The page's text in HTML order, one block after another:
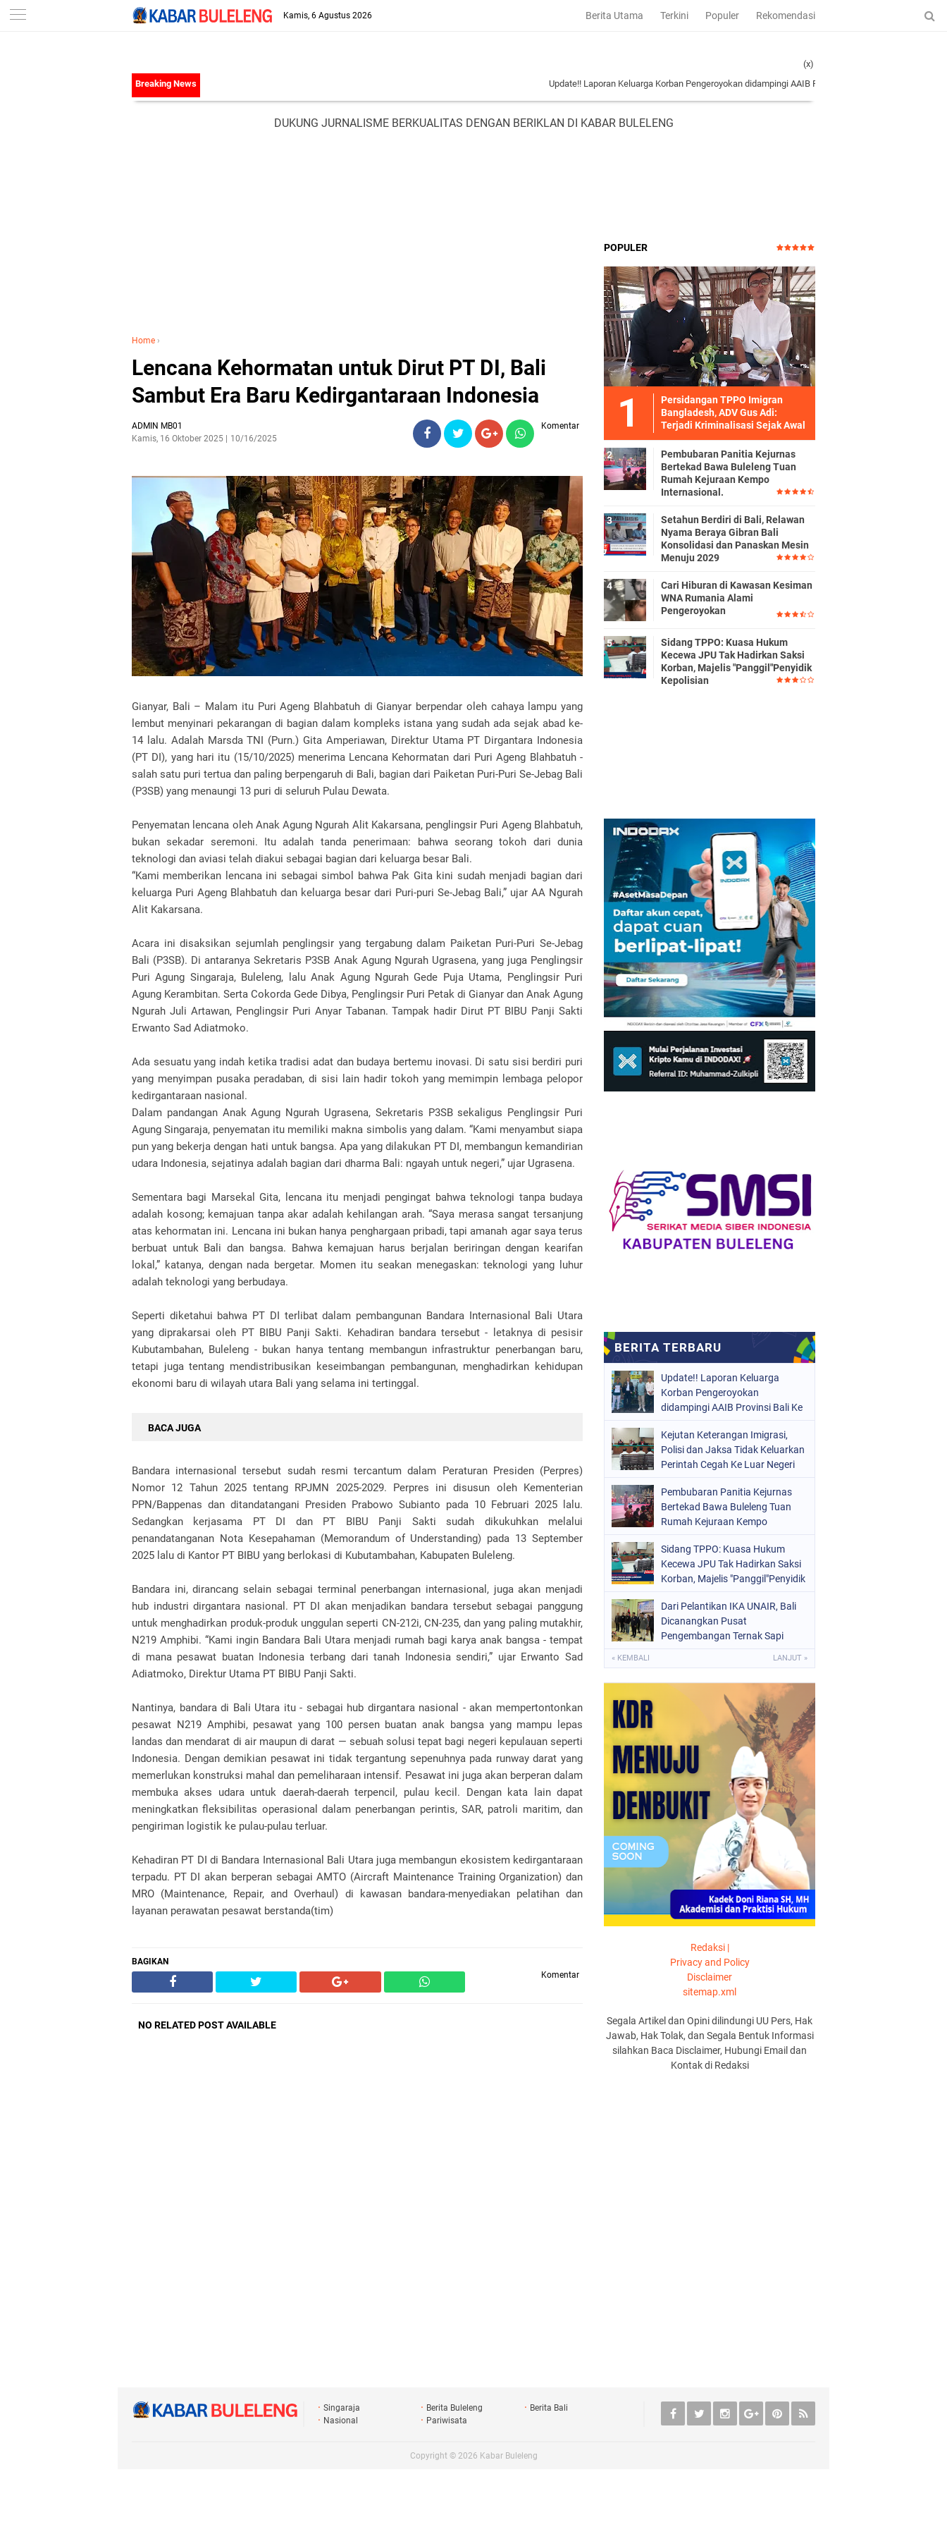
-->
Kamis, 6 Agustus 2026 Berita Utama Terkini Populer Rekomendasi
Update!! Laporan Keluarga Korban Pengeroyokan didampingi AAIB Provinsi Bali Ke Polres Tabanan
(x)
DUKUNG JURNALISME BERKUALITAS DENGAN BERIKLAN DI KABAR BULELENG
Home ›
Lencana Kehormatan untuk Dirut PT DI, Bali
Sambut Era Baru Kedirgantaraan Indonesia
ADMIN MB01
Kamis, 16 Oktober 2025
10/16/2025
Komentar
Gianyar, Bali – Malam itu Puri Ageng Blahbatuh di Gianyar berpendar oleh cahaya lampu yang
lembut menyinari pekarangan di bagian dalam kompleks istana yang sudah ada sejak abad ke-
14 lalu. Adalah Marsda TNI (Purn.) Gita Amperiawan, Direktur Utama PT Dirgantara Indonesia
(PT DI), yang hari itu (15/10/2025) menerima Lencana Kehormatan dari Puri Ageng Blahbatuh -
salah satu puri tertua dan paling berpengaruh di Bali, bagian dari Paiketan Puri-Puri Se-Jebag Bali
(P3SB) yang menaungi 13 puri di seluruh Pulau Dewata.
Penyematan lencana oleh Anak Agung Ngurah Alit Kakarsana, penglingsir Puri Ageng Blahbatuh,
bukan sekadar seremoni. Itu adalah tanda penerimaan: bahwa seorang tokoh dari dunia
teknologi dan aviasi telah diakui sebagai bagian dari keluarga besar Bali.
“Kami memberikan lencana ini sebagai simbol bahwa Pak Gita kini sudah menjadi bagian dari
keluarga Puri Ageng Blahbatuh dan keluarga besar dari Puri-puri Se-Jebag Bali,” ujar AA Ngurah
Alit Kakarsana.
Acara ini disaksikan sejumlah penglingsir yang tergabung dalam Paiketan Puri-Puri Se-Jebag
Bali (P3SB). Di antaranya Sekretaris P3SB Anak Agung Ngurah Ugrasena, yang juga Penglingsir
Puri Agung Singaraja, Buleleng, lalu Anak Agung Ngurah Gede Puja Utama, Penglingsir Puri
Agung Kerambitan. Serta Cokorda Gede Dibya, Penglingsir Puri Petak di Gianyar dan Anak Agung
Ngurah Juli Artawan, Penglingsir Puri Anyar Tabanan. Tampak hadir Dirut PT BIBU Panji Sakti
Erwanto Sad Adiatmoko.
Ada sesuatu yang indah ketika tradisi adat dan budaya bertemu inovasi. Di satu sisi berdiri puri
yang menyimpan pusaka peradaban, di sisi lain hadir tokoh yang memimpin lembaga pelopor
kedirgantaraan nasional.
Dalam pandangan Anak Agung Ngurah Ugrasena, Sekretaris P3SB sekaligus Penglingsir Puri
Agung Singaraja, penyematan itu memiliki makna simbolis yang dalam. “Kami menyambut siapa
pun yang bekerja dengan hati untuk bangsa. Apa yang dilakukan PT DI, membangun kemandirian
udara Indonesia, sejatinya adalah bagian dari dharma Bali: ngayah untuk negeri,” ujar Ugrasena.
Sementara bagi Marsekal Gita, lencana itu menjadi pengingat bahwa teknologi tanpa budaya
adalah kosong; kemajuan tanpa akar adalah kehilangan arah. “Saya merasa sangat tersanjung
atas kehormatan ini. Lencana ini bukan hanya penghargaan pribadi, tapi amanah agar saya terus
berbuat untuk Bali dan bangsa. Bahwa kemajuan harus berjalan beriringan dengan kearifan
lokal,” katanya, dengan nada bergetar. Momen itu seakan menegaskan: teknologi yang luhur
adalah teknologi yang berbudaya.
Seperti diketahui bahwa PT DI terlibat dalam pembangunan Bandara Internasional Bali Utara
yang diprakarsai oleh PT BIBU Panji Sakti. Kehadiran bandara tersebut - letaknya di pesisir
Kubutambahan, Buleleng - bukan hanya tentang membangun infrastruktur penerbangan baru,
tetapi juga tentang mendistribusikan keseimbangan pembangunan, menghadirkan kehidupan
ekonomi baru di wilayah utara Bali yang selama ini tertinggal.
BACA JUGA
Bandara internasional tersebut sudah resmi tercantum dalam Peraturan Presiden (Perpres)
Nomor 12 Tahun 2025 tentang RPJMN 2025-2029. Perpres ini disusun oleh Kementerian
PPN/Bappenas dan ditandatangani Presiden Prabowo Subianto pada 10 Februari 2025 lalu.
Sedangkan kerjasama PT DI dan PT BIBU Panji Sakti sudah dikukuhkan melalui
penandatanganan Nota Kesepahaman (Memorandum of Understanding) pada 13 September
2025 lalu di Kantor PT BIBU yang berlokasi di Kubutambahan, Kabupaten Buleleng.
Bandara ini, dirancang selain sebagai terminal penerbangan internasional, juga akan menjadi
hub industri dirgantara nasional. PT DI akan menjadikan bandara tersebut sebagai panggung
untuk menghadirkan produk-produk unggulan seperti CN-212i, CN-235, dan yang paling mutakhir,
N219 Amphibi. “Kami ingin Bandara Bali Utara menjadi rumah bagi karya anak bangsa - tempat
di mana pesawat buatan Indonesia terbang dari tanah Indonesia sendiri,” ujar Erwanto Sad
Adiatmoko, Direktur Utama PT BIBU Panji Sakti.
Nantinya, bandara di Bali Utara itu - sebagai hub dirgantara nasional - akan mempertontonkan
pesawat N219 Amphibi, pesawat yang 100 persen buatan anak bangsa yang mampu lepas
landas dan mendarat di air maupun di darat — sebuah solusi tepat bagi negeri kepulauan seperti
Indonesia. Dengan demikian pesawat ini tidak tergantung sepenuhnya pada runway darat yang
memerlukan konstruksi mahal dan pemeliharaan intensif. Pesawat ini juga akan berperan dalam
membuka akses udara untuk daerah-daerah terpencil, pulau kecil. Dengan kata lain dapat
meningkatkan fleksibilitas operasional dalam penerbangan perintis, SAR, patroli maritim, dan
pengiriman logistik ke pulau-pulau terluar.
Kehadiran PT DI di Bandara Internasional Bali Utara juga membangun ekosistem kedirgantaraan
terpadu. PT DI akan berperan sebagai AMTO (Aircraft Maintenance Training Organization) dan
MRO (Maintenance, Repair, and Overhaul) di kawasan bandara-menyediakan pelatihan dan
layanan perawatan pesawat berstanda(tim)
BAGIKAN
Komentar
NO RELATED POST AVAILABLE
POPULER
Persidangan TPPO Imigran
Bangladesh, ADV Gus Adi:
Terjadi Kriminalisasi Sejak Awal
Pembubaran Panitia Kejurnas
Bertekad Bawa Buleleng Tuan
Rumah Kejuraan Kempo
Internasional.
Setahun Berdiri di Bali, Relawan
Nyama Beraya Gibran Bali
Konsolidasi dan Panaskan Mesin
Menuju 2029
Cari Hiburan di Kawasan Kesiman
WNA Rumania Alami
Pengeroyokan
Sidang TPPO: Kuasa Hukum
Kecewa JPU Tak Hadirkan Saksi
Korban, Majelis "Panggil"Penyidik
Kepolisian
Update!! Laporan Keluarga
Korban Pengeroyokan
didampingi AAIB Provinsi Bali Ke
Kejutan Keterangan Imigrasi,
Polisi dan Jaksa Tidak Keluarkan
Perintah Cegah Ke Luar Negeri
Pembubaran Panitia Kejurnas
Bertekad Bawa Buleleng Tuan
Rumah Kejuraan Kempo
Sidang TPPO: Kuasa Hukum
Kecewa JPU Tak Hadirkan Saksi
Korban, Majelis "Panggil"Penyidik
Dari Pelantikan IKA UNAIR, Bali
Dicanangkan Pusat
Pengembangan Ternak Sapi
« KEMBALI LANJUT »
Redaksi |
Privacy and Policy
Disclaimer
sitemap.xml
Segala Artikel dan Opini dilindungi UU Pers, Hak
Jawab, Hak Tolak, dan Segala Bentuk Informasi
silahkan Baca Disclaimer, Hubungi Email dan
Kontak di Redaksi
Singaraja Berita Buleleng
Berita Bali
Nasional
Pariwisata
Copyright © 2026 Kabar Buleleng